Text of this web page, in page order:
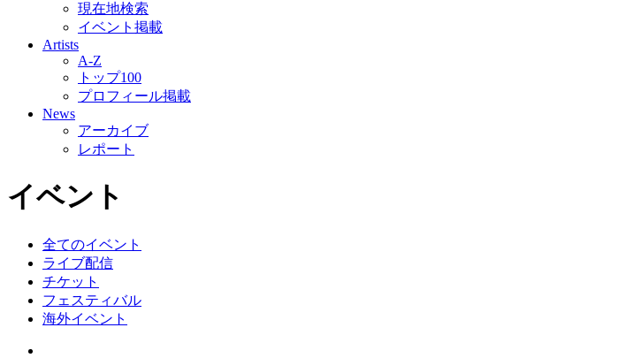
現在地検索
イベント掲載
Artists
A-Z
トップ100
プロフィール掲載
News
アーカイブ
レポート
イベント
全てのイベント
ライブ配信
チケット
フェスティバル
海外イベント